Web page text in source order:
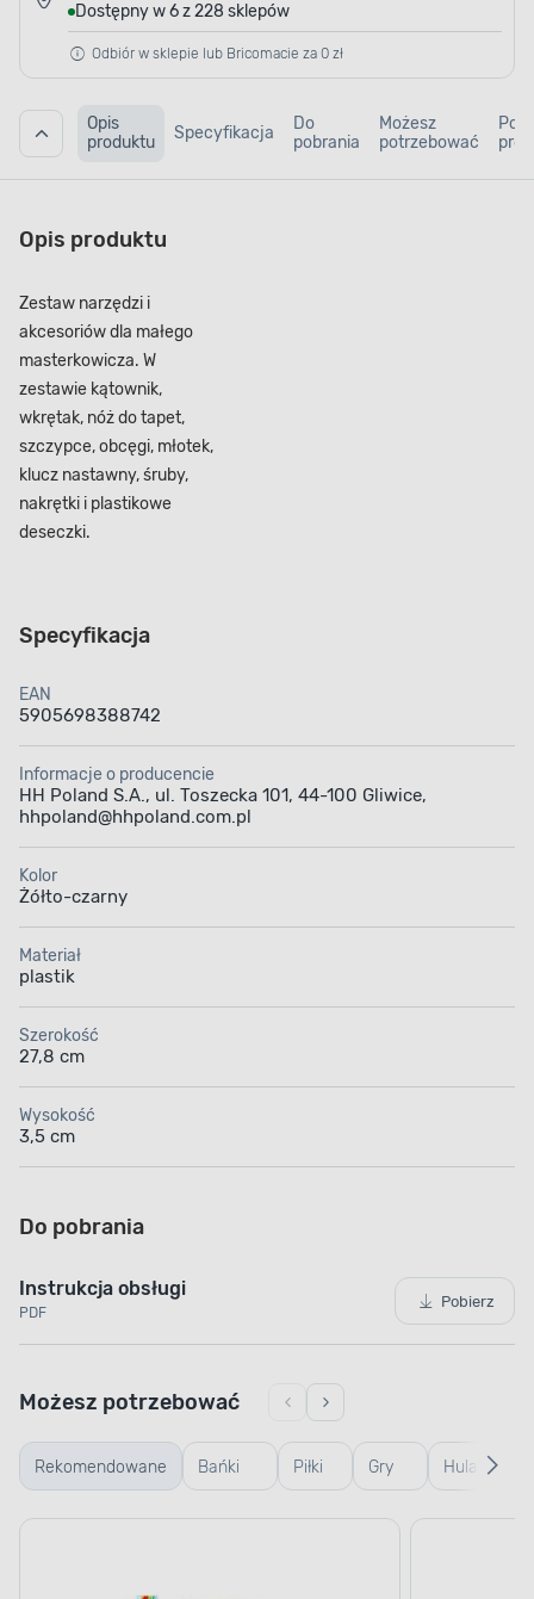
Dostępny w 6 z 228 sklepów
Odbiór w sklepie lub Bricomacie za 0 zł
Opis
produktu
Specyfikacja
Do
pobrania
Możesz
potrzebować
Opis produktu
Zestaw narzędzi i
akcesoriów dla małego
masterkowicza. W
zestawie kątownik,
wkrętak, nóż do tapet,
szczypce, obcęgi, młotek,
klucz nastawny, śruby,
nakrętki i plastikowe
deseczki.
Specyfikacja
EAN
5905698388742
Informacje o producencie
HH Poland S.A., ul. Toszecka 101, 44-100 Gliwice,
hhpoland@hhpoland.com.pl
Kolor
Żółto-czarny
Materiał
plastik
Szerokość
27,8 cm
Wysokość
3,5 cm
Do pobrania
Instrukcja obsługi
PDF
Pobierz
Rekomendowane Bańki
mydlane
Piłki
dla
Gry
dla
Hulajnogi
i
Możesz potrzebować